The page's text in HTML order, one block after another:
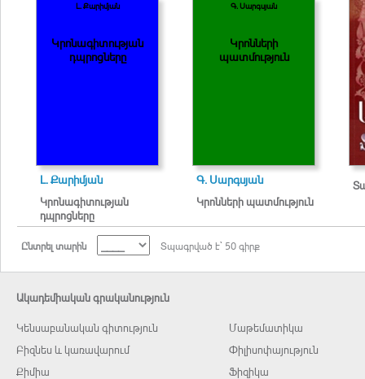
Լ. Քարիմյան
Կրոնագիտության
դպրոցները
Լ. Քարիմյան
Կրոնագիտության
դպրոցները
Գ. Սարգսյան
Կրոնների
պատմություն
Գ. Սարգսյան
Կրոնների պատմություն
Ընտրել տարին Տպագրված է` 50 գիրք
Ակադեմիական գրականություն
Կենսաբանական գիտություն
Բիզնես և կառավարում
Քիմիա
Մաթեմատիկա
Փիլիսոփայություն
Ֆիզիկա